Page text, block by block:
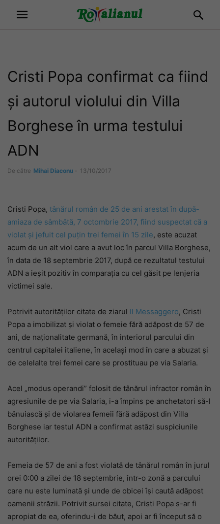
Cristi Popa confirmat ca fiind
și autorul violului din Villa
Borghese în urma testului
ADN
De către Mihai Diaconu - 13/10/2017
Cristi Popa, tânărul român de 25 de ani arestat în după-
amiaza de sâmbătă, 7 octombrie 2017, fiind suspectat că a
violat și jefuit cel puțin trei femei în 15 zile, este acuzat
acum de un alt viol care a avut loc în parcul Villa Borghese,
în data de 18 septembrie 2017, după ce rezultatul testului
ADN a ieșit pozitiv în comparația cu cel găsit pe lenjeria
victimei sale.
Potrivit autorităților citate de ziarul Il Messaggero, Cristi
Popa a imobilizat și violat o femeie fără adăpost de 57 de
ani, de naționalitate germană, în interiorul parcului din
centrul capitalei italiene, în același mod în care a abuzat și
de celelalte trei femei care se prostituau pe via Salaria.
Acel „modus operandi” folosit de tânărul infractor român în
agresiunile de pe via Salaria, i-a împins pe anchetatori să-l
bănuiască și de violarea femeii fără adăpost din Villa
Borghese iar testul ADN a confirmat astăzi suspiciunile
autorităților.
Femeia de 57 de ani a fost violată de tânărul român în jurul
orei 0:00 a zilei de 18 septembrie, într-o zonă a parcului
care nu este luminată și unde de obicei își caută adăpost
oamenii străzii. Potrivit sursei citate, Cristi Popa s-ar fi
apropiat de ea, oferindu-i de băut, apoi ar fi început să o